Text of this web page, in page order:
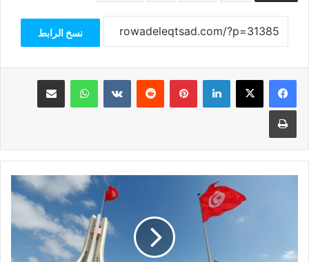
نسخ الرابط
فيسبوك‫X لينكدإن بينتيريست واتساب مشاركة عبر البريد
طباعة
إنفوجراف